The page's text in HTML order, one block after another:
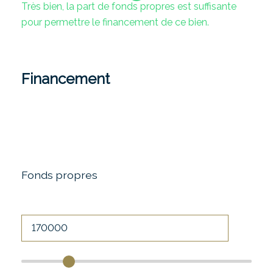
Très bien, la part de fonds propres est suffisante
pour permettre le financement de ce bien.
Financement
Fonds propres